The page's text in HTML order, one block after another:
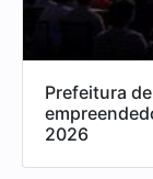
Prefeitura
2026